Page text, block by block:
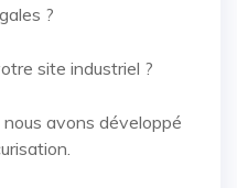
?
site industriel ?
avons développé